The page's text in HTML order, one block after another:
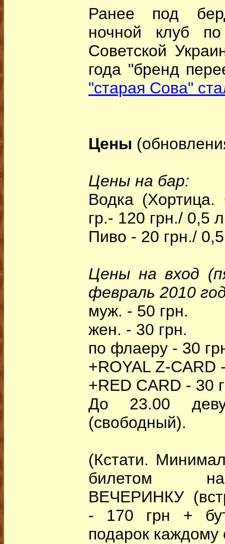
Ранее под
ночной клуб
Советской
года "бренд
"старая Сова"
Цены
Цены на бар:
Водка
гр.- 120 грн./ 0,5
Пиво - 20 грн./
Цены на вход
февраль 2010
муж. - 50 грн.
жен. - 30 грн.
по флаеру - 30
+ROYAL Z-CARD
+RED CARD - 30
До 23.00
(свободный).
(Кстати.
билетом
ВЕЧЕРИНКУ
- 170 грн +
подарок каждому